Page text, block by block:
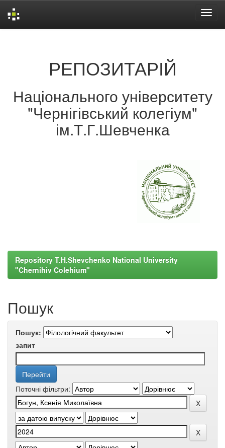
РЕПОЗИТАРІЙ
Національного університету
"Чернігівський колегіум"
ім.Т.Г.Шевченка
Repository T.H.Shevchenko National University
"Chernihiv Colehium"
Пошук
Пошук:
запит
Поточні фільтри: